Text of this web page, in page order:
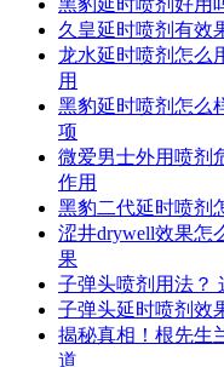
黑豹延时喷剂好用
久皇延时喷剂有效
龙水延时喷剂怎么
用
黑豹延时喷剂怎么
项
微爱男士外用喷剂
作用
黑豹二代延时喷剂
涩井drywell效果怎
果
子弹头喷剂用法？
子弹头延时喷剂效
揭秘真相！根先生
道